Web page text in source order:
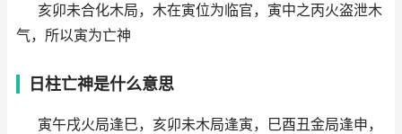
亥卯未合化木局，木在寅位为临官，寅中之丙火盗泄木
气，所以寅为亡神
日柱亡神是什么意思
寅午戌火局逢巳，亥卯未木局逢寅，巳酉丑金局逢申，